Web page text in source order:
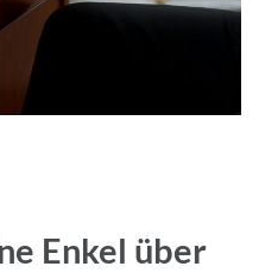
Enkel über